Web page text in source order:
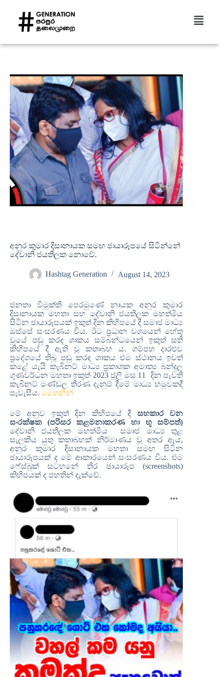
අනුර කුමාර දිසානායක සමඟ ඡායාරූපයේ සිටින්නේ
දේවානි ජයතිලක නොවේ.
Hashtag Generation August 14, 2023
ජනතා විමුක්ති පෙරමුණේ නායක අනුර කුමාර
දිසානායක මහතා සහ දේවානි ජයතිලක මහත්මිය
සිටින ඡායාරූපයක් ඉකුත් දින කිහිපයේ දී සමාජ මාධ්‍ය
ඔස්සේ සංසරණය විය. ඊට ප්‍රධාන වශයෙන් හේතු
වූයේ පඬු කරද ශාකය සම්බන්ධයෙන් ඉකුත් සති
කිහිපයේ දී ඇති වූ කතාබහ ය. ගම්පහ දාරළුව
ප්‍රදේශයේ තිබූ පඬු කරද ශාකය එම ස්ථානය ඉවත්
කළේ යැයි කැබිනට් මාධ්‍ය ප්‍රකාශක අමාත්‍ය බන්දුල
ගුණවර්ධන මහතා ඉකුත් 2023 ජූලි මස 11 දින පැවති
කැබිනට් මණ්ඩල තීරණ දැනුම් දීමේ මාධ්‍ය හමුවකදී
පැවැසීය. මෙතනින්
මේ අනුව ඉකුත් දින කිහිපයේ දී සහකාර වන
සංරක්ෂක (පරිසර කළමනාකරණ හා භූ සම්පත්)
දේවානි ජයතිලක මහත්මිය සමාජ මාධ්‍ය තුළ
සැලකිය යුතු කතාබහක් නිර්මාණය වූ අතර ඇය,
අනුර කුමාර දිසානායක මහතා සමඟ සිටින
ඡායාරූපයක් ද මේ ආකාරයෙන් සංසරණය විය. එම
ෆේස්බුක් සටහනේ තිර ඡායාරූප (screenshots)
කිහිපයක් ද පහතින් දැක්වේ.